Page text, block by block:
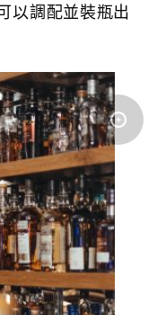
以調配並裝瓶出